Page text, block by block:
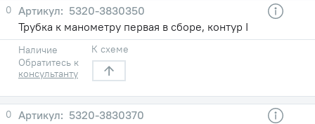
0
5320-3830350
Трубка к манометру первая в сборе, контур I
Наличие
Обратитесь к
консультанту
К схеме
0
5320-3830370